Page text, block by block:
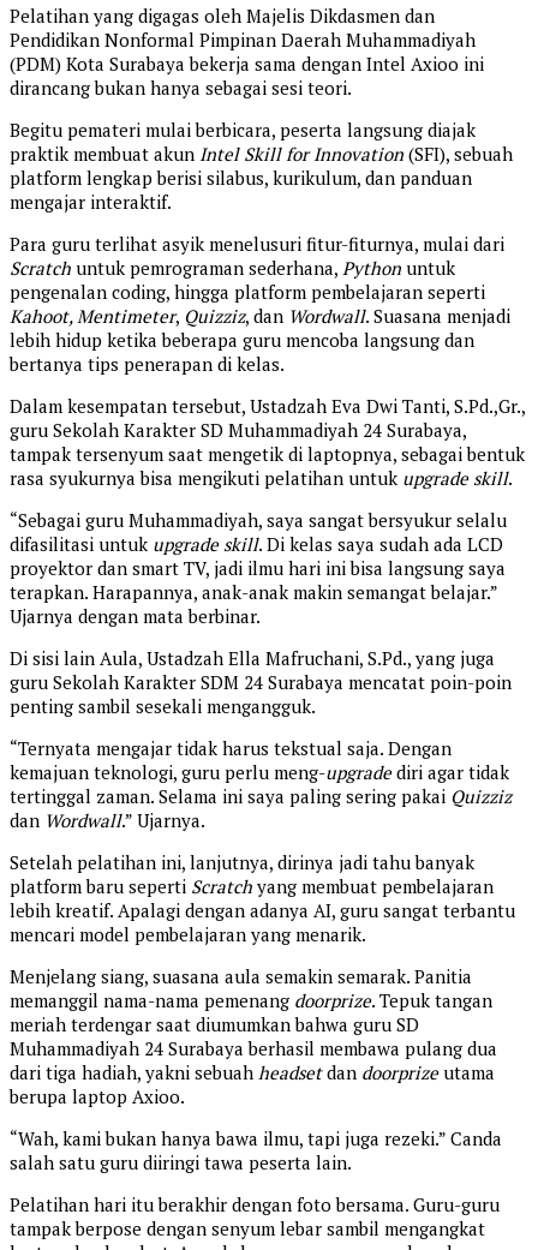
Pelatihan yang digagas oleh Majelis Dikdasmen dan
Pendidikan Nonformal Pimpinan Daerah Muhammadiyah
(PDM) Kota Surabaya bekerja sama dengan Intel Axioo ini
dirancang bukan hanya sebagai sesi teori.
Begitu pemateri mulai berbicara, peserta langsung diajak
praktik membuat akun Intel Skill for Innovation (SFI), sebuah
platform lengkap berisi silabus, kurikulum, dan panduan
mengajar interaktif.
Para guru terlihat asyik menelusuri fitur-fiturnya, mulai dari
Scratch untuk pemrograman sederhana, Python untuk
pengenalan coding, hingga platform pembelajaran seperti
Kahoot, Mentimeter, Quizziz, dan Wordwall. Suasana menjadi
lebih hidup ketika beberapa guru mencoba langsung dan
bertanya tips penerapan di kelas.
Dalam kesempatan tersebut, Ustadzah Eva Dwi Tanti, S.Pd.,Gr.,
guru Sekolah Karakter SD Muhammadiyah 24 Surabaya,
tampak tersenyum saat mengetik di laptopnya, sebagai bentuk
rasa syukurnya bisa mengikuti pelatihan untuk upgrade skill.
“Sebagai guru Muhammadiyah, saya sangat bersyukur selalu
difasilitasi untuk upgrade skill. Di kelas saya sudah ada LCD
proyektor dan smart TV, jadi ilmu hari ini bisa langsung saya
terapkan. Harapannya, anak-anak makin semangat belajar.”
Ujarnya dengan mata berbinar.
Di sisi lain Aula, Ustadzah Ella Mafruchani, S.Pd., yang juga
guru Sekolah Karakter SDM 24 Surabaya mencatat poin-poin
penting sambil sesekali mengangguk.
“Ternyata mengajar tidak harus tekstual saja. Dengan
kemajuan teknologi, guru perlu meng-upgradediri agar tidak
tertinggal zaman. Selama ini saya paling sering pakai Quizziz
dan Wordwall.” Ujarnya.
Setelah pelatihan ini, lanjutnya, dirinya jadi tahu banyak
platform baru seperti Scratch yang membuat pembelajaran
lebih kreatif. Apalagi dengan adanya AI, guru sangat terbantu
mencari model pembelajaran yang menarik.
Menjelang siang, suasana aula semakin semarak. Panitia
memanggil nama-nama pemenang doorprize. Tepuk tangan
meriah terdengar saat diumumkan bahwa guru SD
Muhammadiyah 24 Surabaya berhasil membawa pulang dua
dari tiga hadiah, yakni sebuah headsetdan doorprizeutama
berupa laptop Axioo.
“Wah, kami bukan hanya bawa ilmu, tapi juga rezeki.” Canda
salah satu guru diiringi tawa peserta lain.
Pelatihan hari itu berakhir dengan foto bersama. Guru-guru
tampak berpose dengan senyum lebar sambil mengangkat